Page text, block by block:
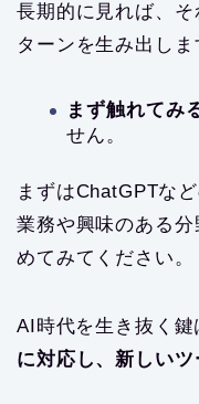
長期的に見れば、
ターンを生み出しま
まず触れてみ
せん。
まずはChatGPTな
業務や興味のある
めてみてください。
AI時代を生き抜く鍵
に対応し、新しいツ